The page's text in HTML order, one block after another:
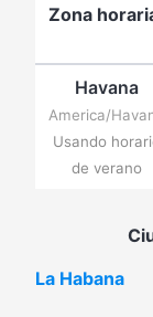
Zona
Havana
America/
Usando
de verano
La Habana